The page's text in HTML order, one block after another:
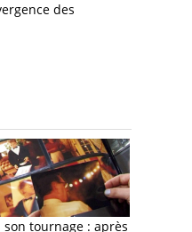
des
tournage : après